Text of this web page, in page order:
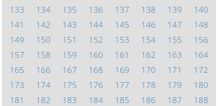
133
134 135 136 137 138 139
140
141
142 143 144 145 146 147
148
149
150 151 152 153 154 155
156
157
158 159 160 161 162 163
164
165
166 167 168 169 170 171
172
173
174 175 176 177 178 179
180
181
182 183 184 185 186 187
188